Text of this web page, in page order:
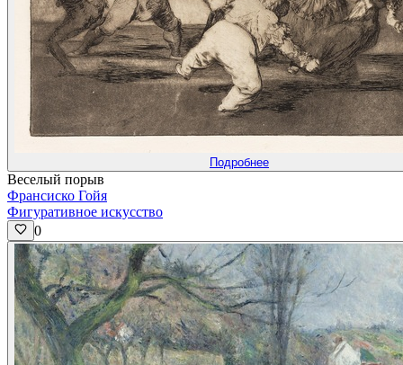
Подробнее
Веселый порыв
Франсиско Гойя
Фигуративное искусство
0